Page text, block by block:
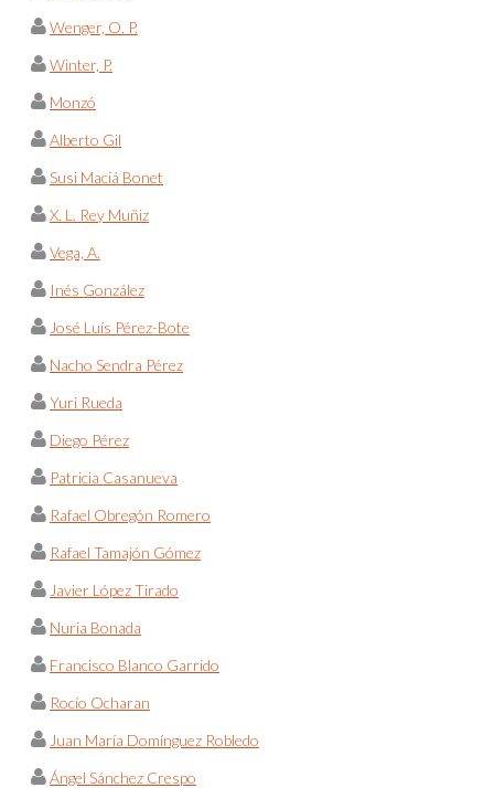
Wenger, O. P.
Winter, P.
Monzó
Alberto Gil
Susi Maciá Bonet
X. L. Rey Muñiz
Vega, A.
Inés González
José Luís Pérez-Bote
Nacho Sendra Pérez
Yuri Rueda
Diego Pérez
Patricia Casanueva
Rafael Obregón Romero
Rafael Tamajón Gómez
Javier López Tirado
Nuria Bonada
Francisco Blanco Garrido
Rocío Ocharan
Juan María Domínguez Robledo
Ángel Sánchez Crespo